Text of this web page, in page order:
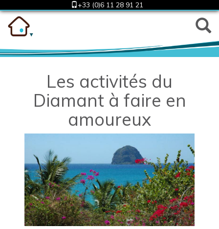
+33 (0)6 11 28 91 21
Les activités du
Diamant à faire en
amoureux